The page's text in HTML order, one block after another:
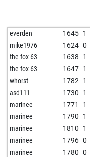
everden 1645 1
mike1976 1624 0
the fox 63 1638 1
the fox 63 1647 1
whorst 1782 1
asd111 1730 1
marinee 1771 1
marinee 1790 1
marinee 1810 1
marinee 1796 0
marinee 1780 0